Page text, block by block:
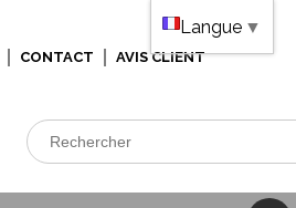
CONTACT AVIS CLIENT
Langue ▼